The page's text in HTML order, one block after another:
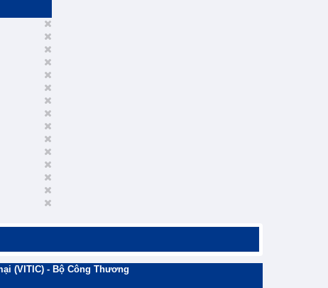
(VITIC) - Bộ Công Thương